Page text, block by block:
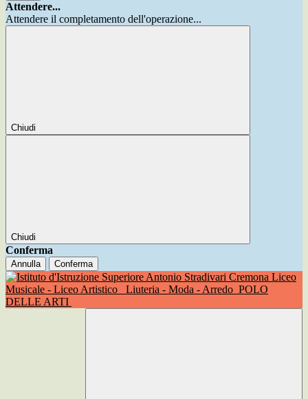
Attendere...
Attendere il completamento dell'operazione...
Chiudi
Chiudi
Conferma
Annulla Conferma
Liceo
Musicale - Liceo Artistico
Liuteria - Moda - Arredo POLO
DELLE ARTI